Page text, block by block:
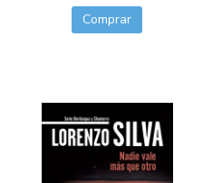
Comprar